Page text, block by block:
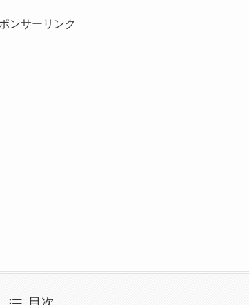
ンサーリンク